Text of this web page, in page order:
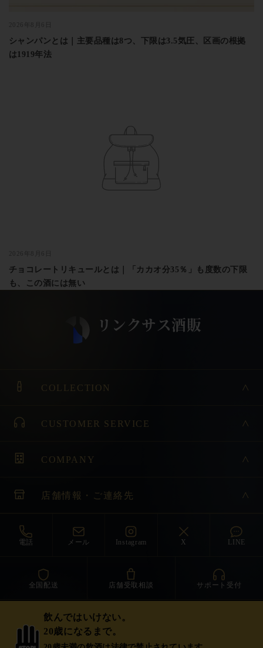
シャンパンとは｜主要品種は8つ、下限は3.5気圧、区画の根拠
は1919年法
チョコレートリキュールとは｜「カカオ分35％」も度数の下限
も、この酒には無い
COLLECTION
CUSTOMER SERVICE
COMPANY
店舗情報・ご連絡先
電話 メール Instagram X LINE
全国配送 店舗受取相談 サポート受付
飲んではいけない。
20歳になるまで。